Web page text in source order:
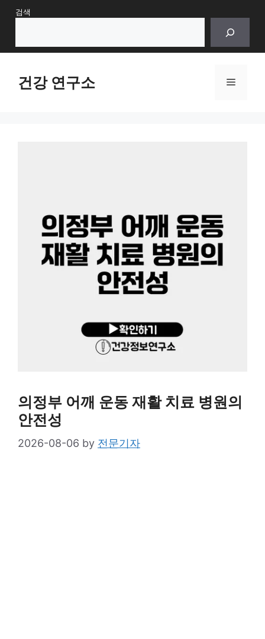
Skip검색
건강 연구소 Menu
의정부 어깨 운동 재활 치료 병원의
안전성
2026-08-06 by 전문기자